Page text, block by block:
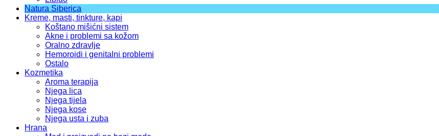
Natura Siberica
Kreme, masti, tinkture, kapi
Koštano mišićni sistem
Akne i problemi sa kožom
Oralno zdravlje
Hemoroidi i genitalni problemi
Ostalo
Kozmetika
Aroma terapija
Njega lica
Njega tijela
Njega kose
Njega usta i zuba
Hrana